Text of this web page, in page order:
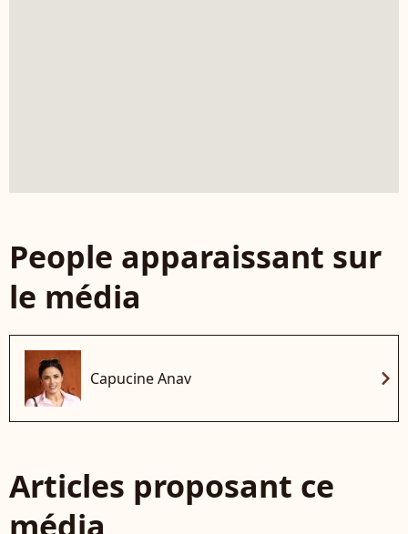
People apparaissant sur
le média
Capucine Anav chevron_right
Articles proposant ce